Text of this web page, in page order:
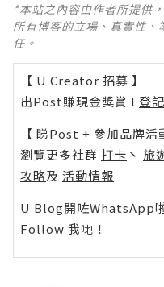
*本站之內容由作者所提供
所有博客的立場、真實性
任。
【 U Creator 招募 】
出Post賺現金獎賞 l 登
【 睇Post + 參加品牌活
瀏覽更多社群 打卡 丶 旅
攻略及 活動情報
U Blog開咗WhatsApp
Follow 我哋 ！